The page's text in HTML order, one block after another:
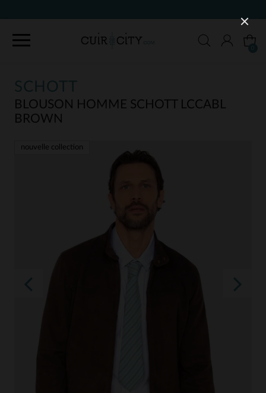
SCHOTT
BLOUSON HOMME SCHOTT LCCABL
BROWN
nouvelle collection